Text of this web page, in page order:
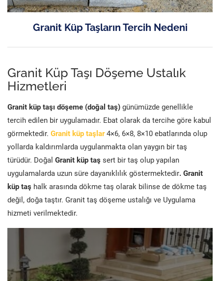
Granit Küp Taşların Tercih Nedeni
Granit Küp Taşı Döşeme Ustalık
Hizmetleri
Granit küp taşı döşeme (doğal taş) günümüzde genellikle
tercih edilen bir uygulamadır. Ebat olarak da tercihe göre kabul
görmektedir. Granit küp taşlar 4×6, 6×8, 8×10 ebatlarında olup
yollarda kaldırımlarda uygulanmakta olan yaygın bir taş
türüdür. Doğal Granit küp taş sert bir taş olup yapılan
uygulamalarda uzun süre dayanıklılık göstermektedir. Granit
küp taş halk arasında dökme taş olarak bilinse de dökme taş
değil, doğa taştır. Granit taş döşeme ustalığı ve Uygulama
hizmeti verilmektedir.